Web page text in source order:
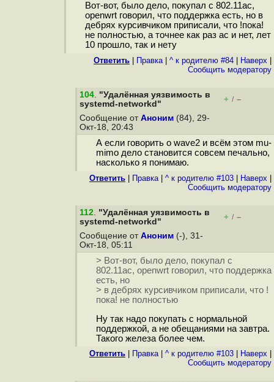
Вот-вот, было дело, покупал с 802.11ас,
openwrt говорил, что поддержка есть, но в
дебрях курсивчиком приписали, что !пока!
не полностью, а точнее как раз ас и нет, лет
10 прошло, так и нету
Ответить Правка| ^ к родителю #84 Наверх
Cообщить модератору
104. "Удалённая уязвимость в
systemd-networkd"
+ / –
Сообщение от Аноним (84), 29-
Окт-18, 20:43
А если говорить о wave2 и всём этом mu-
mimo дело становится совсем печально,
насколько я понимаю.
Ответить Правка| ^ к родителю #103 Наверх
Cообщить модератору
112. "Удалённая уязвимость в
systemd-networkd"
+ / –
Сообщение от Аноним (-), 31-
Окт-18, 05:11
> Вот-вот, было дело, покупал с
802.11ас, openwrt говорил, что поддержка
есть, но
> в дебрях курсивчиком приписали, что !
пока! не полностью
Ну так надо покупать с нормальной
поддержкой, а не обещаниями на завтра.
Такого железа более чем.
Ответить Правка| ^ к родителю #103 Наверх
Cообщить модератору